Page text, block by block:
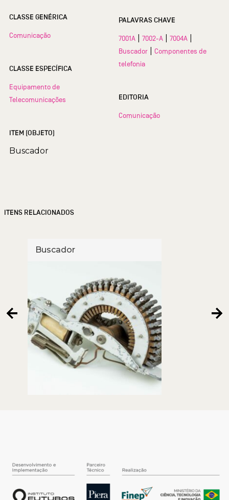
CLASSE GENÉRICA
Comunicação
CLASSE ESPECÍFICA
Equipamento de
Telecomunicações
ITEM (OBJETO)
Buscador
PALAVRAS CHAVE
7001A 7002-A 7004A
Buscador
Componentes de
telefonia
EDITORIA
Comunicação
ITENS RELACIONADOS
Buscador